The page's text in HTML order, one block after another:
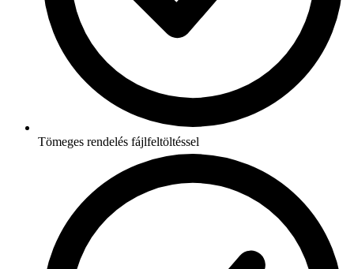
Tömeges rendelés fájlfeltöltéssel